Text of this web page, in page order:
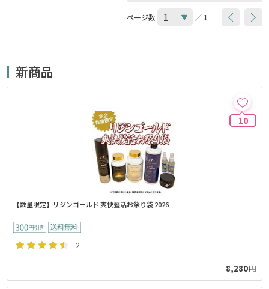
ページ数 ／ 1
新商品
10
【数量限定】リジンゴールド 爽快髪活お祭り袋 2026
2
8,280円